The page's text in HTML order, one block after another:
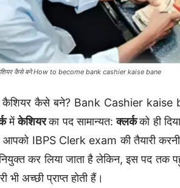
कैसे बने How to become bank cashier kaise bane
कैसे बने? Bank Cashier kaise
मेंकेशियरका पद सामान्यत: क्लर्कको ही
आपको IBPS Clerk exam की तैयारी
कर लिया जाता है लेकिन, इस पद तक
भी अच्छी प्राप्त होती हैं।